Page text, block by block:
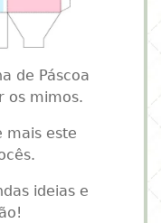
de Páscoa
os mimos.
mais este
ideias e